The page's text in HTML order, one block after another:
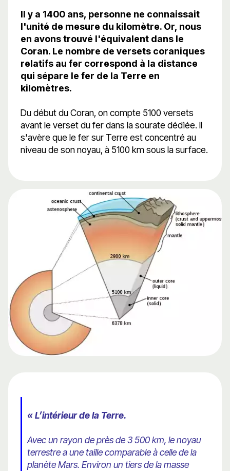
Il y a 1400 ans, personne ne connaissait
l'unité de mesure du kilomètre. Or, nous
en avons trouvé l'équivalent dans le
Coran. Le nombre de versets coraniques
relatifs au fer correspond à la distance
qui sépare le fer de la Terre en
kilomètres.
Du début du Coran, on compte 5100 versets
avant le verset du fer dans la sourate dédiée. Il
s'avère que le fer sur Terre est concentré au
niveau de son noyau, à 5100 km sous la surface.
« L’intérieur de la Terre.
Avec un rayon de près de 3 500 km, le noyau
terrestre a une taille comparable à celle de la
planète Mars. Environ un tiers de la masse